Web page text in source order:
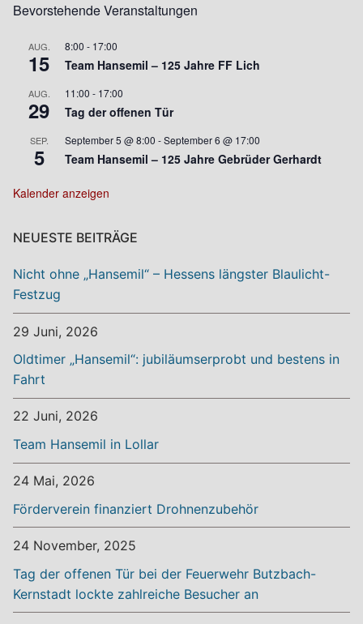
Bevorstehende Veranstaltungen
AUG.
15
8:00 - 17:00
Team Hansemil – 125 Jahre FF Lich
AUG.
29
11:00 - 17:00
Tag der offenen Tür
SEP.
5
September 5 @ 8:00 -September 6 @ 17:00
Team Hansemil – 125 Jahre Gebrüder Gerhardt
Kalender anzeigen
NEUESTE BEITRÄGE
Nicht ohne „Hansemil“ – Hessens längster Blaulicht-
Festzug
29 Juni, 2026
Oldtimer „Hansemil“: jubiläumserprobt und bestens in
Fahrt
22 Juni, 2026
Team Hansemil in Lollar
24 Mai, 2026
Förderverein finanziert Drohnenzubehör
24 November, 2025
Tag der offenen Tür bei der Feuerwehr Butzbach-
Kernstadt lockte zahlreiche Besucher an